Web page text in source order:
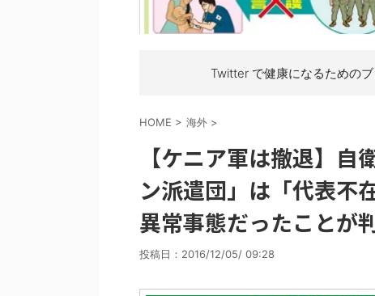
Twitter で健康になるための
HOME > 海外 >
【ケニア軍は撤退】
ン派遣団」は「代表不
異常事態だったことが
投稿日： 2016/12/05/ 09:28